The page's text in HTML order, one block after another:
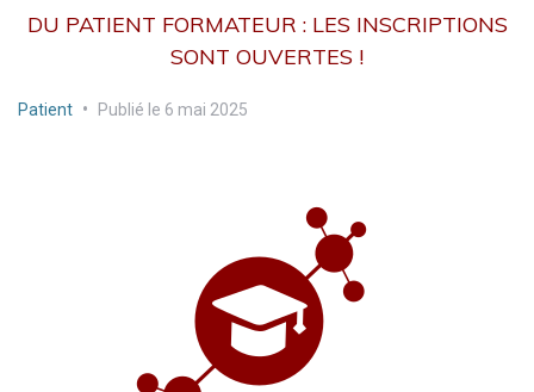
DU PATIENT FORMATEUR : LES INSCRIPTIONS
SONT OUVERTES !
Patient • Publié le 6 mai 2025